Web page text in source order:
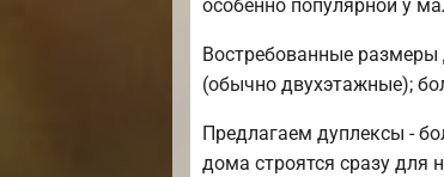
особенно популярной у
Востребованные
(обычно двухэтажные);
Предлагаем дуплексы -
дома строятся сразу для